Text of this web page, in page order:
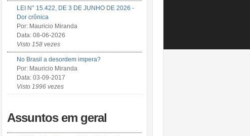
LEI N° 15.422, DE 3 DE JUNHO DE 2026 -
Dor crônica
Por: Mauricio Miranda
Data: 08-06-2026
Visto 158 vezes
No Brasil a desordem impera?
Por: Mauricio Miranda
Data: 03-09-2017
Visto 1996 vezes
Assuntos em geral